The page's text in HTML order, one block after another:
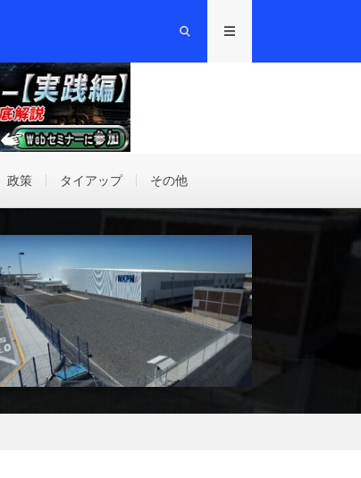
政策 タイアップ その他